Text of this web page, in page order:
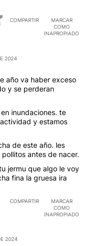
COMPARTIR
MARCAR
COMO
INAPROPIADO
2024
año va haber exceso
y se perderan
inundaciones. te
y estamos
de este año. les
antes de nacer.
jermu que algo le voy
fina la gruesa ira
COMPARTIR
MARCAR
COMO
INAPROPIADO
2024